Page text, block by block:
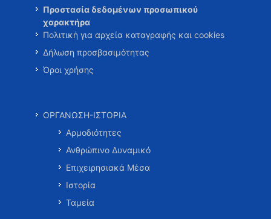
Προστασία δεδομένων προσωπικού
χαρακτήρα
Πολιτική για αρχεία καταγραφής και cookies
Δήλωση προσβασιμότητας
Όροι χρήσης
ΟΡΓΑΝΩΣΗ-ΙΣΤΟΡΙΑ
Αρμοδιότητες
Ανθρώπινο Δυναμικό
Επιχειρησιακά Μέσα
Ιστορία
Ταμεία